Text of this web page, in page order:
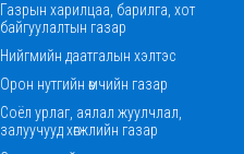
Газрын харилцаа, барилга, хот
байгуулалтын газар
Нийгмийн даатгалын хэлтэс
Орон нутгийн өмчийн газар
Соёл урлаг, аялал жуулчлал,
залуучууд хөгжлийн газар